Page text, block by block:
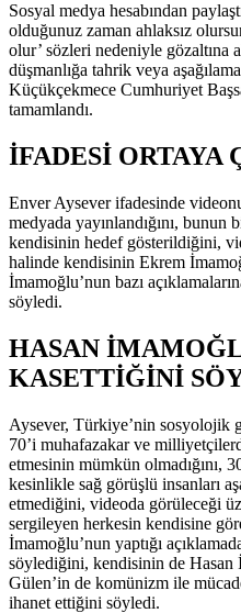
Sosyal medya hesabından
olduğunuz zaman ahlaksız
olur’ sözleri nedeniyle gözaltına
düşmanlığa tahrik veya
Küçükçekmece Cumhuriyet
tamamlandı.
İFADESİ ORTAYA
Enver Aysever ifadesinde
medyada yayınlandığını, bunun
kendisinin hedef gösterildiğini,
halinde kendisinin Ekrem
İmamoğlu’nun bazı
söyledi.
HASAN
KASETTİĞİNİ
Aysever, Türkiye’nin sosyolojik
70’i muhafazakar ve
etmesinin mümkün olmadığını,
kesinlikle sağ görüşlü insanları
etmediğini, videoda görüleceği
sergileyen herkesin kendisine
İmamoğlu’nun yaptığı
söylediğini, kendisinin de Hasan
Gülen’in de komünizm ile
ihanet ettiğini söyledi.